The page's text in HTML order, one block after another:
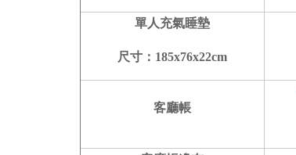
單人充氣睡墊
尺寸：185x76x22cm
客廳帳